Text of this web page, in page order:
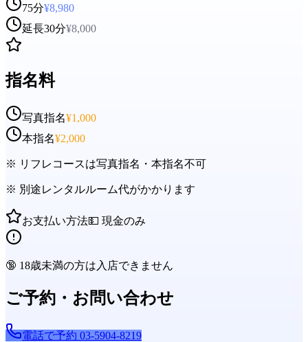
75分¥8,980
延長30分¥8,000
指名料
写真指名¥1,000
本指名¥2,000
※ リフレコースは写真指名・本指名不可
※ 別途レンタルルーム代がかかります
お支払い方法💵 現金のみ
🔞 18歳未満の方は入店できません
ご予約・お問い合わせ
電話で予約 03-5904-8219